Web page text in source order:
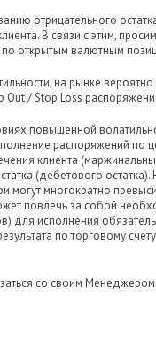
отрицательного
В связи с этим,
открытым валютным
на рынке вероятно
/ Stop Loss
повышенной
распоряжений по
клиента
(дебетового
могут многократно
повлечь за собой
для исполнения
по торговому
со своим